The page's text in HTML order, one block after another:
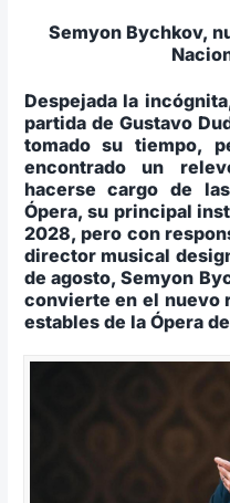
Semyon Bychkov,
Despejada la
partida de Gustavo
tomado su tiempo,
encontrado un
hacerse cargo de
Ópera, su principal
2028, pero con
director musical
de agosto, Semyon
convierte en el nuevo
estables de la Ópera